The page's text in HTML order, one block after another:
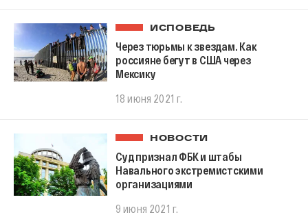
ИСПОВЕДЬ
Через тюрьмы к звездам. Как
россияне бегут в США через
Мексику
18 июня 2021 г.
НОВОСТИ
Суд признал ФБК и штабы
Навального экстремистскими
организациями
9 июня 2021 г.